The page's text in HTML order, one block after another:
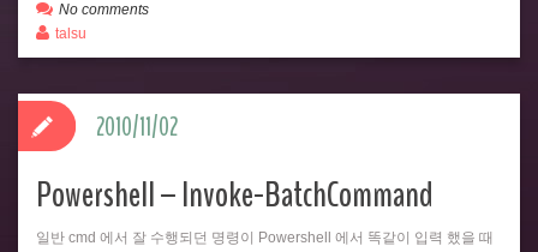
No comments
talsu
Powershell – Invoke-BatchCommand
일반 cmd 에서 잘 수행되던 명령이 Powershell 에서 똑같이 입력 했을 때
2010/11/02